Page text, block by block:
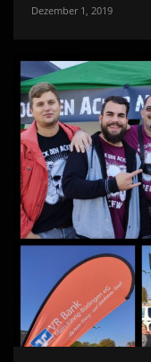
Dezember 1, 2019